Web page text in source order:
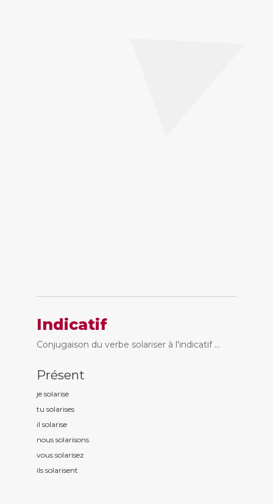
Indicatif
Conjugaison du verbe solariser à l'indicatif ...
Présent
je solarise
tu solarises
il solarise
nous solarisons
vous solarisez
ils solarisent